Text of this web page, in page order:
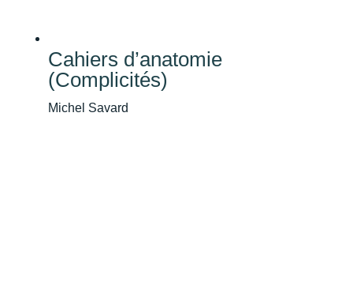
Cahiers d’anatomie
(Complicités)
Michel Savard